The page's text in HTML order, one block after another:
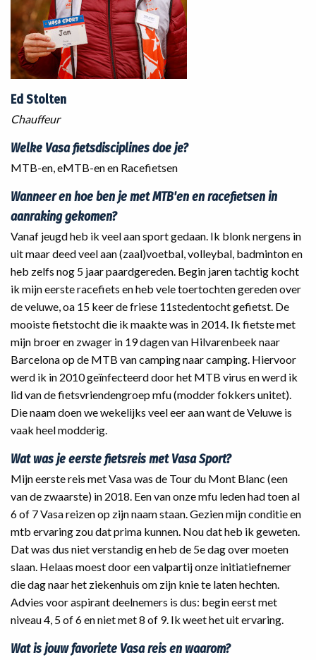
Ed Stolten
Chauffeur
Welke Vasa fietsdisciplines doe je?
MTB-en, eMTB-en en Racefietsen
Wanneer en hoe ben je met MTB'en en racefietsen in
aanraking gekomen?
Vanaf jeugd heb ik veel aan sport gedaan. Ik blonk nergens in
uit maar deed veel aan (zaal)voetbal, volleybal, badminton en
heb zelfs nog 5 jaar paardgereden. Begin jaren tachtig kocht
ik mijn eerste racefiets en heb vele toertochten gereden over
de veluwe, oa 15 keer de friese 11stedentocht gefietst. De
mooiste fietstocht die ik maakte was in 2014. Ik fietste met
mijn broer en zwager in 19 dagen van Hilvarenbeek naar
Barcelona op de MTB van camping naar camping. Hiervoor
werd ik in 2010 geïnfecteerd door het MTB virus en werd ik
lid van de fietsvriendengroep mfu (modder fokkers unitet).
Die naam doen we wekelijks veel eer aan want de Veluwe is
vaak heel modderig.
Wat was je eerste fietsreis met Vasa Sport?
Mijn eerste reis met Vasa was de Tour du Mont Blanc (een
van de zwaarste) in 2018. Een van onze mfu leden had toen al
6 of 7 Vasa reizen op zijn naam staan. Gezien mijn conditie en
mtb ervaring zou dat prima kunnen. Nou dat heb ik geweten.
Dat was dus niet verstandig en heb de 5e dag over moeten
slaan. Helaas moest door een valpartij onze initiatiefnemer
die dag naar het ziekenhuis om zijn knie te laten hechten.
Advies voor aspirant deelnemers is dus: begin eerst met
niveau 4, 5 of 6 en niet met 8 of 9. Ik weet het uit ervaring.
Wat is jouw favoriete Vasa reis en waarom?